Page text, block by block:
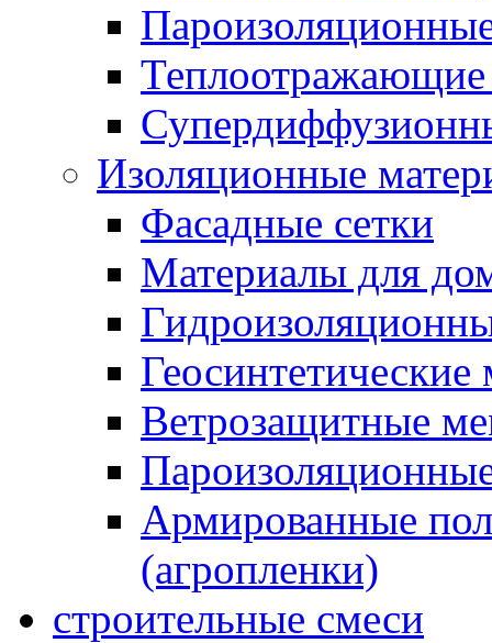
Теплоотражающие
Изоляционные
Фасадные сетки
Материалы для
Геосинтетические
Ветрозащитные
Армированные
(агропленки)
строительные смеси